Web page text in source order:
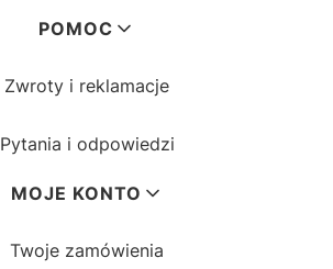
POMOC
Zwroty i reklamacje
Pytania i odpowiedzi
MOJE KONTO
Twoje zamówienia